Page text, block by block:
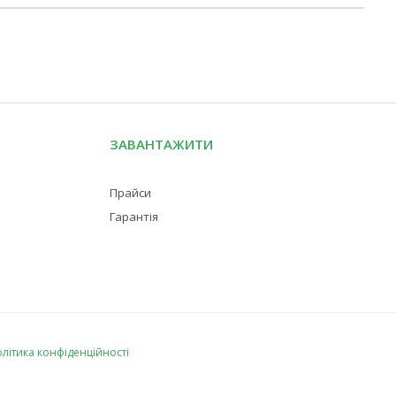
ЗАВАНТАЖИТИ
Прайси
Гарантія
конфіденційності